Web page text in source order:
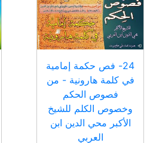
24- فص حكمة إمامية
في كلمة هارونية - من
فصوص الحكم
وخصوص الكلم للشيخ
الأكبر محي الدين ابن
العربي